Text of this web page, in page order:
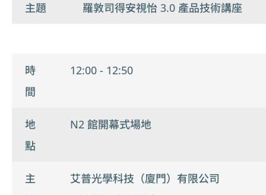
主題 羅敦司得安視怡 3.0 產品技術講座
時
間
12:00 - 12:50
地
點
N2 館開幕式場地
主
艾普光學科技（廈門）有限公司